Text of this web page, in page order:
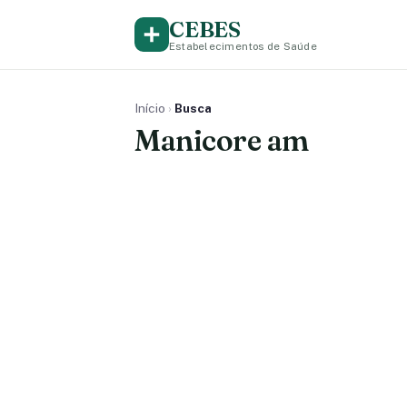
CEBES
Estabelecimentos de Saúde
Início › Busca
Manicore am